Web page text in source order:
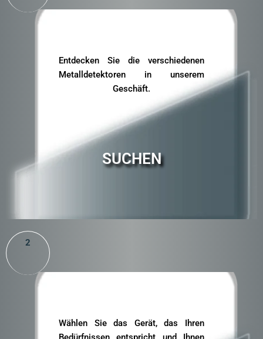
Entdecken Sie die verschiedenen
Metalldetektoren in unserem
Geschäft.
SUCHEN
2
Wählen Sie das Gerät, das Ihren